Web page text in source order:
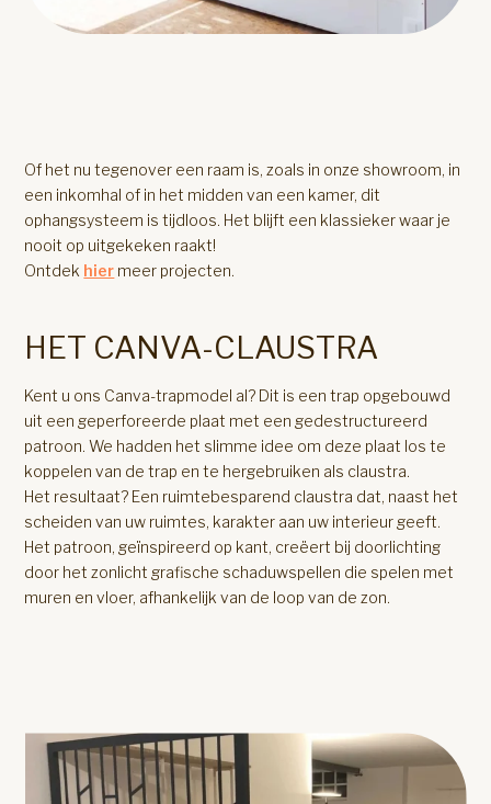
Of het nu tegenover een raam is, zoals in onze showroom, in
een inkomhal of in het midden van een kamer, dit
ophangsysteem is tijdloos. Het blijft een klassieker waar je
nooit op uitgekeken raakt!
Ontdek hier meer projecten.
HET CANVA-CLAUSTRA
Kent u ons Canva-trapmodel al? Dit is een trap opgebouwd
uit een geperforeerde plaat met een gedestructureerd
patroon. We hadden het slimme idee om deze plaat los te
koppelen van de trap en te hergebruiken als claustra.
Het resultaat? Een ruimtebesparend claustra dat, naast het
scheiden van uw ruimtes, karakter aan uw interieur geeft.
Het patroon, geïnspireerd op kant, creëert bij doorlichting
door het zonlicht grafische schaduwspellen die spelen met
muren en vloer, afhankelijk van de loop van de zon.